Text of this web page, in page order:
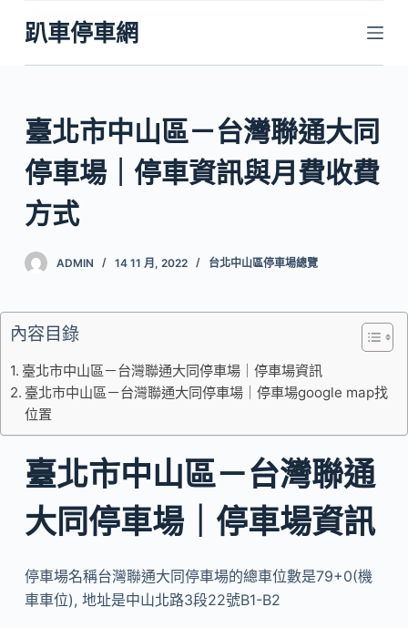
跳
至
主
內
容
趴車停車網
臺北市中山區－台灣聯通大同
停車場｜停車資訊與月費收費
方式
ADMIN 14 11 月, 2022 台北中山區停車場總覽
內容目錄
臺北市中山區－台灣聯通大同停車場｜停車場資訊
臺北市中山區－台灣聯通大同停車場｜停車場google map找
位置
臺北市中山區－台灣聯通
大同停車場｜停車場資訊
停車場名稱台灣聯通大同停車場的總車位數是79+0(機
車車位), 地址是中山北路3段22號B1-B2